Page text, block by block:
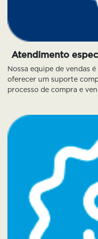
Atendimento
Nossa equipe de vendas
oferecer um suporte
processo de compra e